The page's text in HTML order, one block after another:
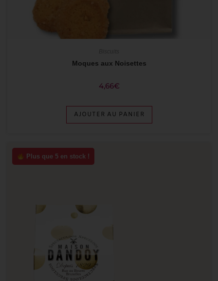
Moques aux Noisettes
4,66€
AJOUTER AU PANIER
Plus que 5 en stock !